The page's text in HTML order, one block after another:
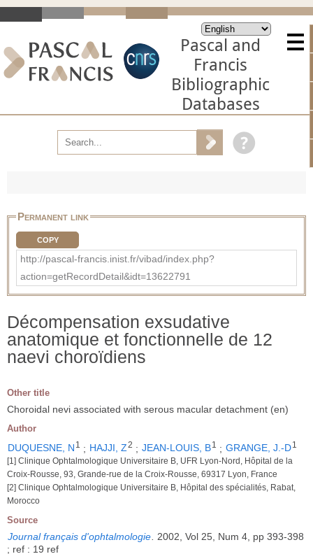
Pascal and
Francis
Bibliographic
Databases
Permanent link
COPY
http://pascal-francis.inist.fr/vibad/index.php?
action=getRecordDetail&idt=13622791
Décompensation exsudative
anatomique et fonctionnelle de 12
naevi choroïdiens
Other title
Choroidal nevi associated with serous macular detachment (en)
Author
DUQUESNE, N 1 ; HAJJI, Z2 ; JEAN-LOUIS, B1 ; GRANGE, J.-D1
[1] Clinique Ophtalmologique Universitaire B, UFR Lyon-Nord, Hôpital de la
Croix-Rousse, 93, Grande-rue de la Croix-Rousse, 69317 Lyon, France
[2] Clinique Ophtalmologique Universitaire B, Hôpital des spécialités, Rabat,
Morocco
Source
Journal français d'ophtalmologie. 2002, Vol 25, Num 4, pp 393-398
; ref : 19 ref